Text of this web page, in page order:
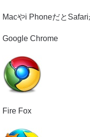
Macやi Phoneだと
Google Chrome
Fire Fox